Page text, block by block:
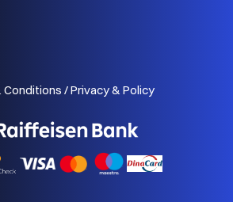
Conditions / Privacy & Policy